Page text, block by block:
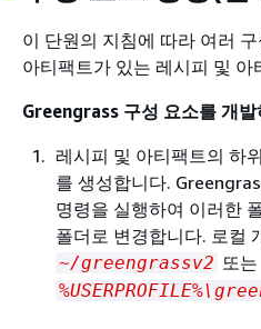
이 단원의 지침에 따라 여러
아티팩트가 있는 레시피 및
Greengrass 구성 요소를 개
레시피 및 아티팩트의 하
를 생성합니다.
명령을 실행하여 이러한
폴더로 변경합니다. 로컬
~/greengrassv2 또는